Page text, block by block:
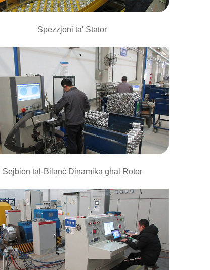
Spezzjoni ta' Stator
Sejbien tal-Bilanċ Dinamika għal Rotor